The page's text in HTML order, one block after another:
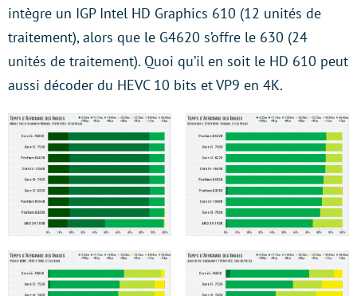
intègre un IGP Intel HD Graphics 610 (12 unités de
traitement), alors que le G4620 s’offre le 630 (24
unités de traitement). Quoi qu’il en soit le HD 610 peut
aussi décoder du HEVC 10 bits et VP9 en 4K.